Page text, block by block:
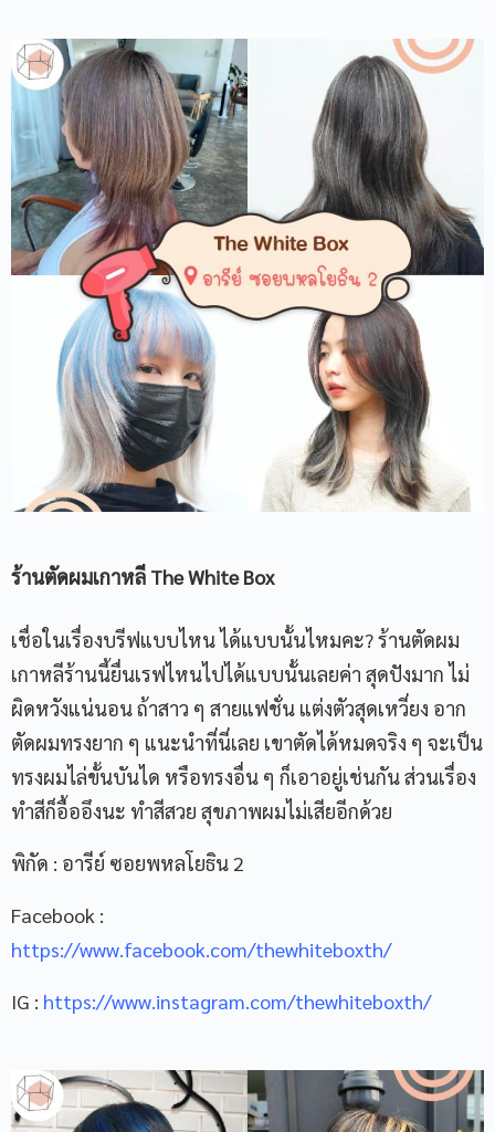
ร้านตัดผมเกาหลี The White Box
เชื่อในเรื่องบรีฟแบบไหน ได้แบบนั้นไหมคะ? ร้านตัดผม
เกาหลีร้านนี้ยื่นเรฟไหนไปได้แบบนั้นเลยค่า สุดปังมาก ไม่
ผิดหวังแน่นอน ถ้าสาว ๆ สายแฟชั่น แต่งตัวสุดเหวี่ยง อาก
ตัดผมทรงยาก ๆ แนะนำที่นี่เลย เขาตัดได้หมดจริง ๆ จะเป็น
ทรงผมไล่ขั้นบันได หรือทรงอื่น ๆ ก็เอาอยู่เช่นกัน ส่วนเรื่อง
ทำสีก็อื้ออึงนะ ทำสีสวย สุขภาพผมไม่เสียอีกด้วย
พิกัด : อารีย์ ซอยพหลโยธิน 2
Facebook :
https://www.facebook.com/thewhiteboxth/
IG : https://www.instagram.com/thewhiteboxth/